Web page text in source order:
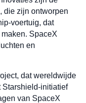
die zijn ontworpen
voertuig, dat
SpaceX
en
dat wereldwijde
Starshield-initiatief
van SpaceX